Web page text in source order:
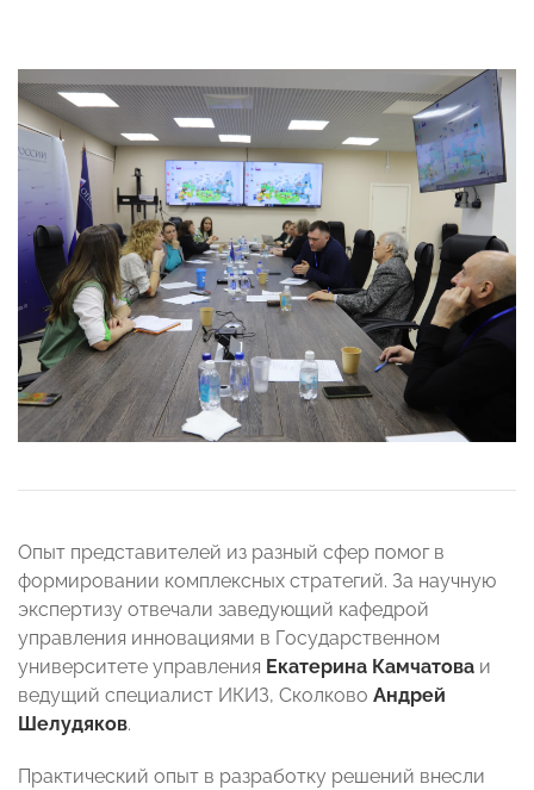
Опыт представителей из разный сфер помог в
формировании комплексных стратегий. За научную
экспертизу отвечали заведующий кафедрой
управления инновациями в Государственном
университете управления Екатерина Камчатова и
ведущий специалист ИКИЗ, Сколково Андрей
Шелудяков.
Практический опыт в разработку решений внесли